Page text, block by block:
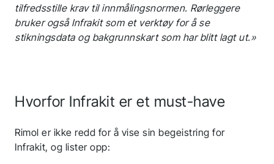
tilfredsstille krav til innmålingsnormen. Rørleggere
bruker også Infrakit som et verktøy for å se
stikningsdata og bakgrunnskart som har blitt lagt ut.»
Hvorfor Infrakit er et must-have
Rimol er ikke redd for å vise sin begeistring for
Infrakit, og lister opp: